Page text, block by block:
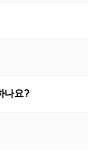
나요?